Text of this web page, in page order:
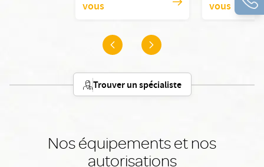
vous vous
Trouver un spécialiste
Nos équipements et nos
autorisations